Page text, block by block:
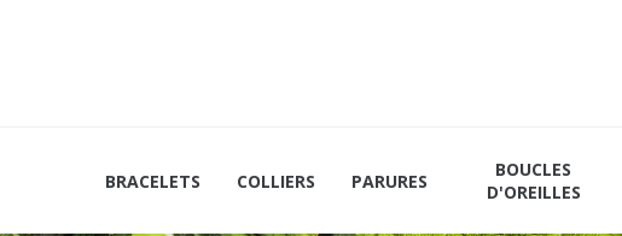
BRACELETS COLLIERS PARURES
BOUCLES
D'OREILLES